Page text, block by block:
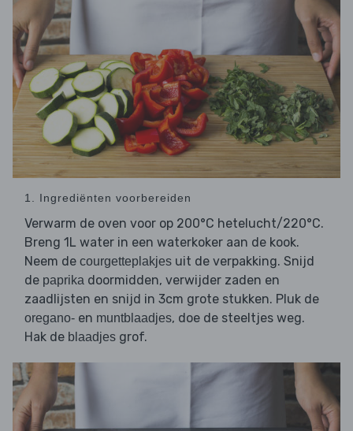
1. Ingrediënten voorbereiden
Verwarm de oven voor op 200°C hetelucht/220°C.
Breng 1L water in een waterkoker aan de kook.
Neem de courgetteplakjes uit de verpakking. Snijd
de paprika doormidden, verwijder zaden en
zaadlijsten en snijd in 3cm grote stukken. Pluk de
oregano- en muntblaadjes, doe de steeltjes weg.
Hak de blaadjes grof.